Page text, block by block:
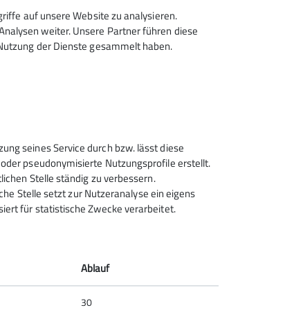
auf unsere Website zu analysieren.
weiter. Unsere Partner führen diese
der Dienste gesammelt haben.
seines Service durch bzw. lässt diese
pseudonymisierte Nutzungsprofile erstellt.
Stelle ständig zu verbessern.
Stelle setzt zur Nutzeranalyse ein eigens
für statistische Zwecke verarbeitet.
Ablauf
30